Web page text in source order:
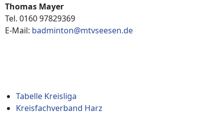
Thomas Mayer
Tel. 0160 97829369
E-Mail: badminton@mtvseesen.de
Tabelle Kreisliga
Kreisfachverband Harz